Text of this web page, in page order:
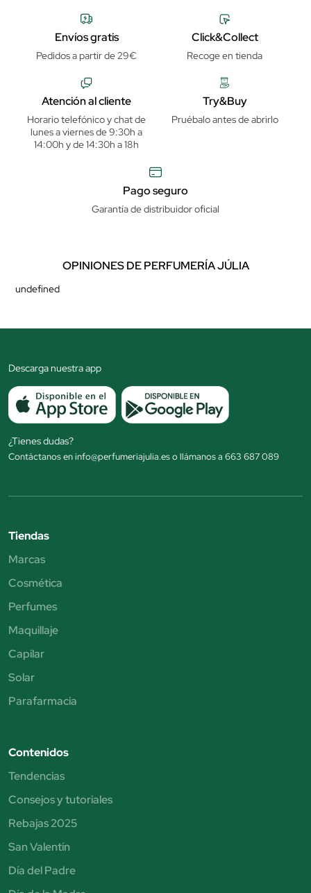
Envíos gratis
Pedidos a partir de 29€
Click&Collect
Recoge en tienda
Atención al cliente
Horario telefónico y chat de
lunes a viernes de 9:30h a
14:00h y de 14:30h a 18h
Try&Buy
Pruébalo antes de abrirlo
Pago seguro
Garantía de distribuidor oficial
OPINIONES DE PERFUMERÍA JÚLIA
undefined
Descarga nuestra app
¿Tienes dudas?
Contáctanos en info@perfumeriajulia.es o llámanos a 663 687 089
Tiendas
Marcas
Cosmética
Perfumes
Maquillaje
Capilar
Solar
Parafarmacia
Contenidos
Tendencias
Consejos y tutoriales
Rebajas 2025
San Valentín
Día del Padre